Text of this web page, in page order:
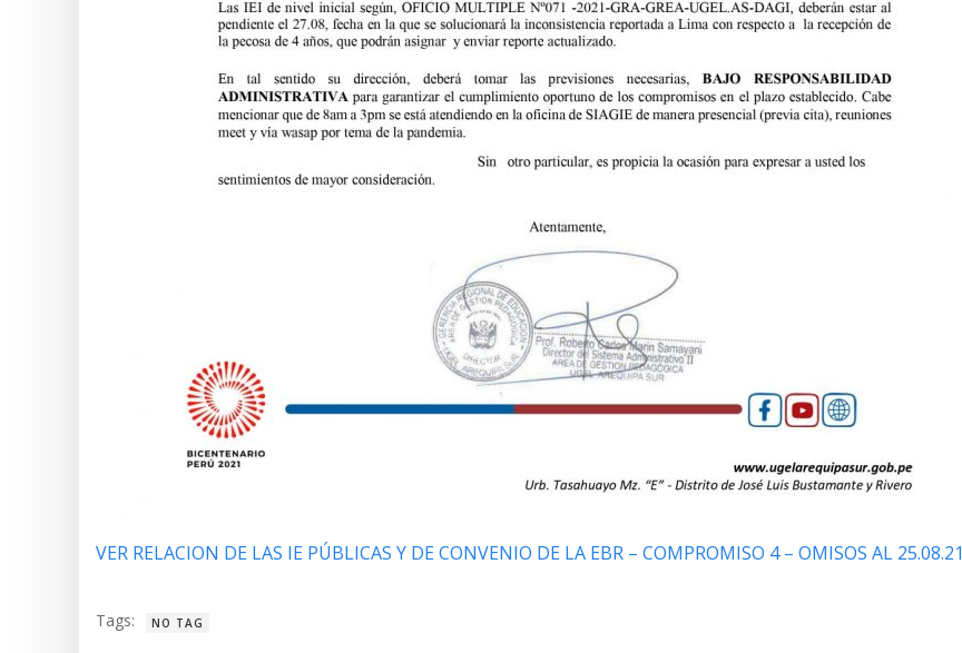
VER RELACION DE LAS IE PÚBLICAS Y DE CONVENIO DE LA EBR – COMPROMISO 4 – OMISOS AL 25.08.21
Tags: NO TAG